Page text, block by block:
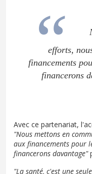
efforts,
financements
financerons
Avec ce partenariat,
"Nous mettons en
aux financements pour
financerons davantage"
"La santé, c'est une